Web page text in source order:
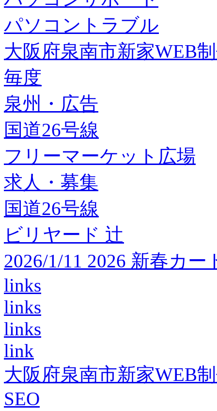
パソコントラブル
大阪府泉南市新家WEB
毎度
泉州・広告
国道26号線
フリーマーケット広場
求人・募集
国道26号線
ビリヤード 辻
2026/1/11 2026 新春カ
links
links
links
link
大阪府泉南市新家WEB
SEO